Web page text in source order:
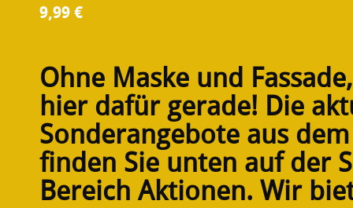
9,99 €
Ohne Maske und
hier dafür gerade! Die
Sonderangebote aus
finden Sie unten auf der
Bereich Aktionen. Wir